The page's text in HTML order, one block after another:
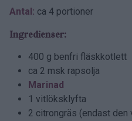
Antal: ca 4 portioner
Ingredienser:
400 g benfri fläskkotlett
ca 2 msk rapsolja
Marinad
1 vitlöksklyfta
2 citrongräs (endast den